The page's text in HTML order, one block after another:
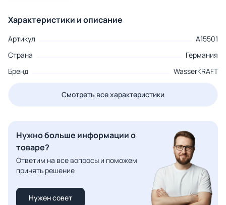
Характеристики и описание
Артикул
A15501
Страна
Германия
Бренд
WasserKRAFT
Смотреть все характеристики
Нужно больше информации о
товаре?
Ответим на все вопросы и поможем
принять решение
Нужен совет